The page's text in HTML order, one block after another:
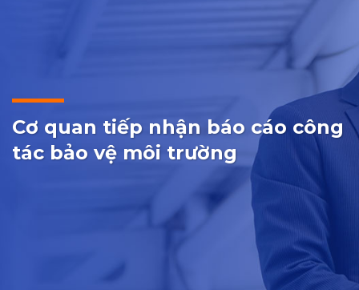
Cơ quan tiếp nhận báo cáo công
tác bảo vệ môi trường